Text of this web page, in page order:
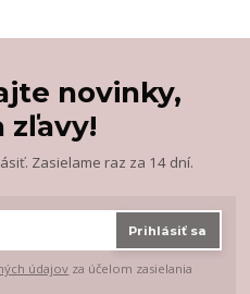
novinky,
zľavy!
Zasielame raz za 14 dní.
Prihlásiť sa
údajov za účelom zasielania